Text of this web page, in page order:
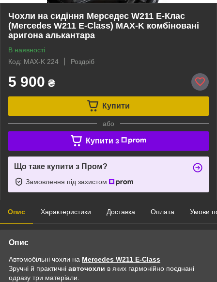
Чохли на сидіння Мерседес W211 Е-Клас
(Mercedes W211 E-Class) MAX-K комбіновані
аригона алькантара
В наявності
Код: MAX-K 224
Роздріб
5 900 ₴
Купити
або
Купити з
Що таке купити з Пром?
Замовлення під захистом
Опис Характеристики Доставка Оплата Умови
Опис
Автомобільні чохли на Mercedes W211 E-Class
Зручні й практичні авточохли в яких гармонійно поєднані
одразу три матеріали.